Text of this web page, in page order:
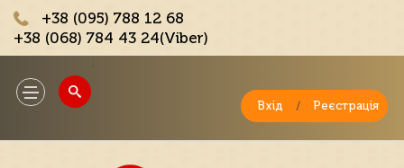
+38 (095) 788 12 68
+38 (068) 784 43 24(Viber)
Toggle
navigation
Вхід / Реєстрація